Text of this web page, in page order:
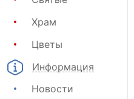
Храм
Цветы
Информация
Новости